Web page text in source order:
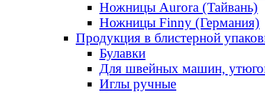
Ножницы Aurora (Тайвань)
Ножницы Finny (Германия)
Продукция в блистерной
Булавки
Для швейных машин,
Иглы ручные